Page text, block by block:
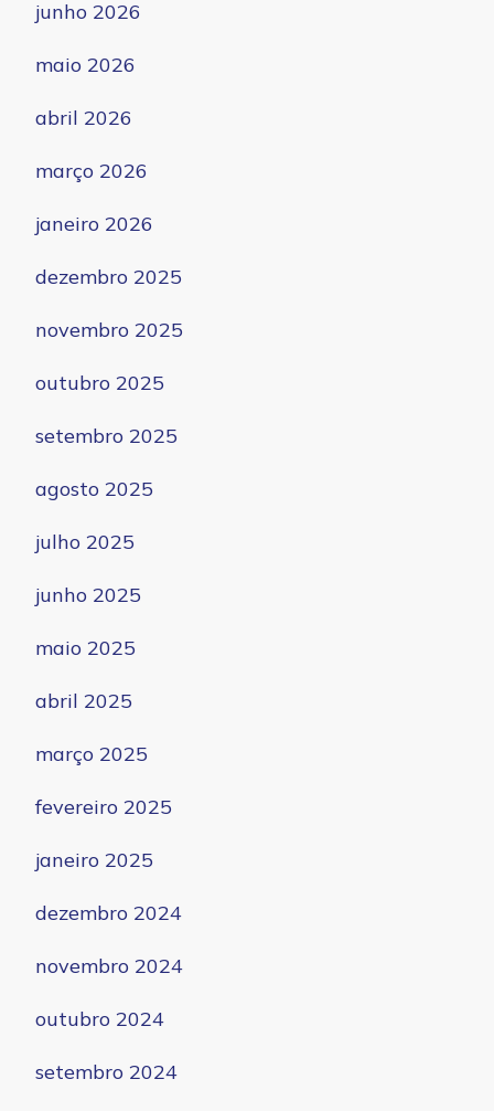
junho 2026
maio 2026
abril 2026
março 2026
janeiro 2026
dezembro 2025
novembro 2025
outubro 2025
setembro 2025
agosto 2025
julho 2025
junho 2025
maio 2025
abril 2025
março 2025
fevereiro 2025
janeiro 2025
dezembro 2024
novembro 2024
outubro 2024
setembro 2024